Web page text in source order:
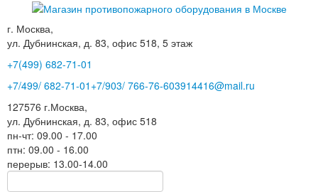
г. Москва,
ул. Дубнинская, д. 83, офис 518, 5 этаж
+7(499) 682-71-01
+7/499/ 682-71-01 +7/903/ 766-76-603914416@mail.ru
127576 г.Москва,
ул. Дубнинская, д. 83, офис 518
пн-чт: 09.00 - 17.00
птн: 09.00 - 16.00
перерыв: 13.00-14.00